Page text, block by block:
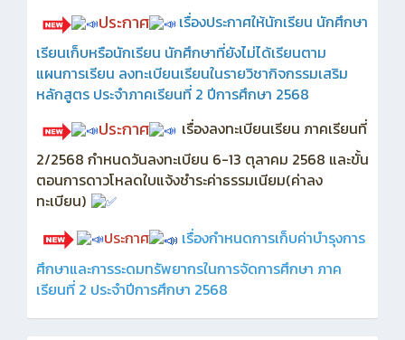
ประกาศ
เรื่องประกาศให้นักเรียน นักศึกษา
เรียนเก็บหรือนักเรียน นักศึกษาที่ยังไม่ได้เรียนตาม
แผนการเรียน ลงทะเบียนเรียนในรายวิชากิจกรรมเสริม
หลักสูตร ประจำภาคเรียนที่ 2 ปีการศึกษา 2568
ประกาศ
เรื่องลงทะเบียนเรียน ภาคเรียนที่
2/2568 กำหนดวันลงทะเบียน 6-13 ตุลาคม 2568 และขั้น
ตอนการดาวโหลดใบแจ้งชำระค่าธรรมเนียม(ค่าลง
ทะเบียน)
ประกาศ
เรื่องกำหนดการเก็บค่าบำรุงการ
ศึกษาและการระดมทรัพยากรในการจัดการศึกษา ภาค
เรียนที่ 2 ประจำปีการศึกษา 2568